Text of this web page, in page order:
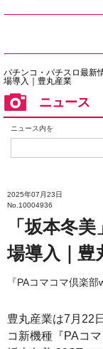
パチンコ・パチスロ最新
場導入｜豊丸産業
ニュース
ニュース内を
2025年07月23日
No.10004936
「坂本冬
場導入｜豊
『PAコマコマ倶楽
豊丸産業は7月22
コ新機種『PAコ